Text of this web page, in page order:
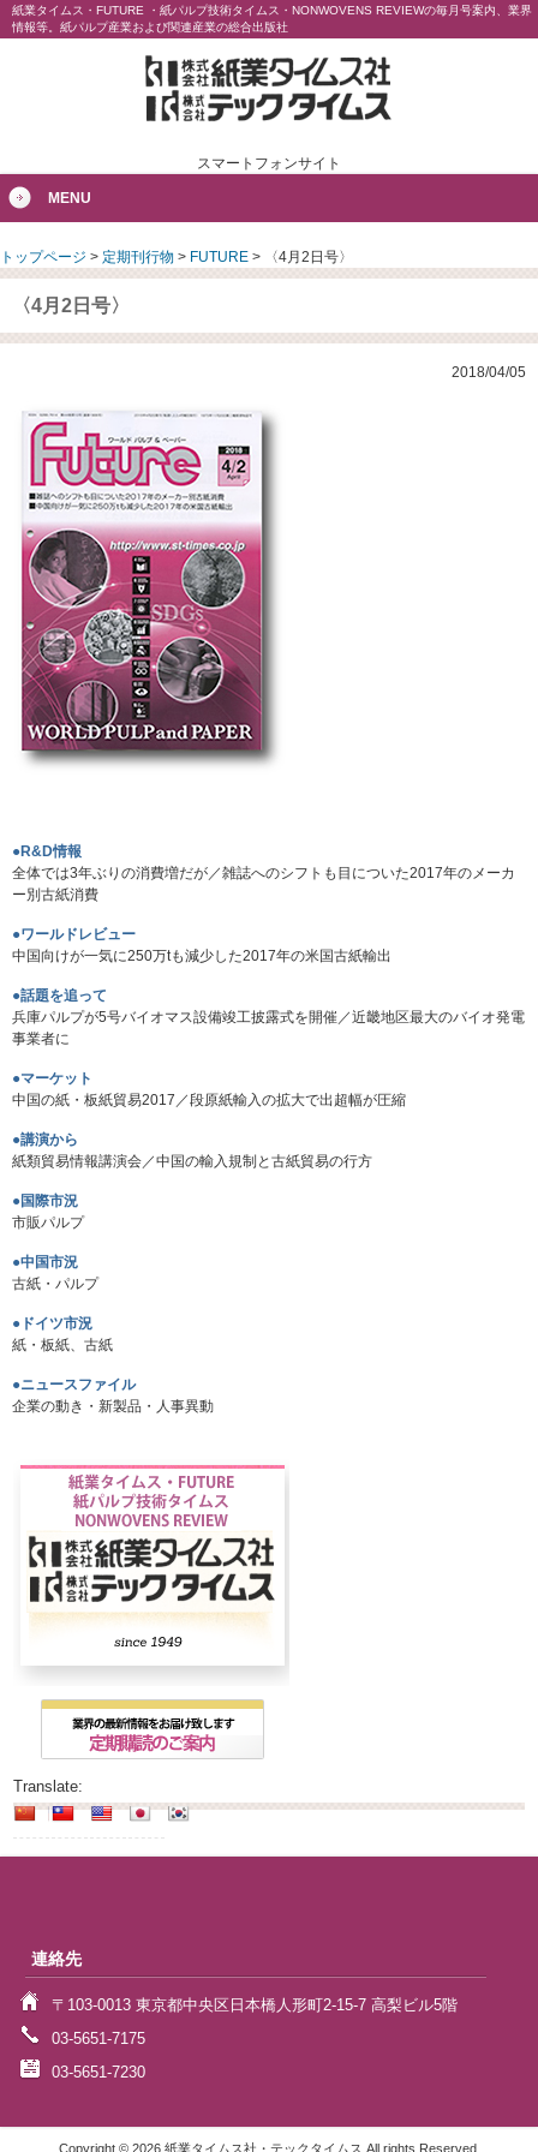
紙業タイムス・FUTURE ・紙パルプ技術タイムス・NONWOVENS REVIEWの毎月号案内、業界
情報等。紙パルプ産業および関連産業の総合出版社
スマートフォンサイト
MENU
トップページ > 定期刊行物 > FUTURE > 〈4月2日号〉
〈4月2日号〉
2018/04/05
●R&D情報
全体では3年ぶりの消費増だが／雑誌へのシフトも目についた2017年のメーカ
ー別古紙消費
●ワールドレビュー
中国向けが一気に250万tも減少した2017年の米国古紙輸出
●話題を追って
兵庫パルプが5号バイオマス設備竣工披露式を開催／近畿地区最大のバイオ発電
事業者に
●マーケット
中国の紙・板紙貿易2017／段原紙輸入の拡大で出超幅が圧縮
●講演から
紙類貿易情報講演会／中国の輸入規制と古紙貿易の行方
●国際市況
市販パルプ
●中国市況
古紙・パルプ
●ドイツ市況
紙・板紙、古紙
●ニュースファイル
企業の動き・新製品・人事異動
Translate:
連絡先
〒103-0013 東京都中央区日本橋人形町2-15-7 高梨ビル5階
03-5651-7175
03-5651-7230
Copyright © 2026 紙業タイムス社・テックタイムス All rights Reserved.